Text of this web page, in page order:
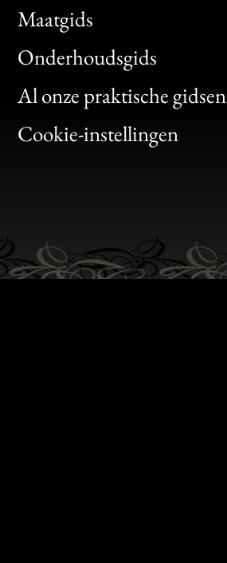
Maatgids
Onderhoudsgids
Al onze praktische gidsen
Cookie-instellingen